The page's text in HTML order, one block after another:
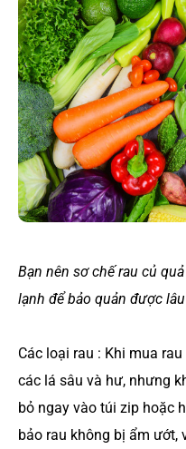
Bạn nên sơ chế rau củ
lạnh để bảo quản được
Các loại rau : Khi mua
các lá sâu và hư, nhưng
bỏ ngay vào túi zip hoặc
bảo rau không bị ẩm ướt,